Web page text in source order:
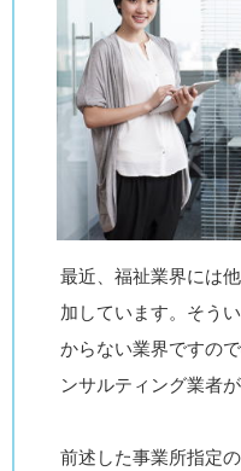
最近、福祉業界には
加しています。そう
からない業界ですの
ンサルティング業者
前述した事業所指定